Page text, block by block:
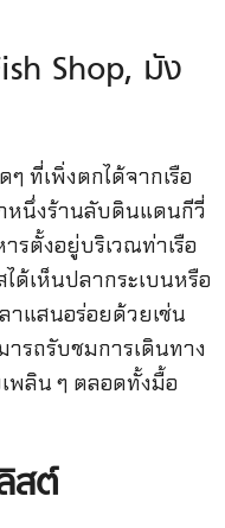
Shop, มัง
ที่เพิ่งตกได้จากเรือ
หนึ่งร้านลับดินแดนกีวี่
รตั้งอยู่บริเวณท่าเรือ
ด้เห็นปลากระเบนหรือ
าแสนอร่อยด้วยเช่น
รถรับชมการเดินทาง
พลิน ๆ ตลอดทั้งมื้อ
สต์